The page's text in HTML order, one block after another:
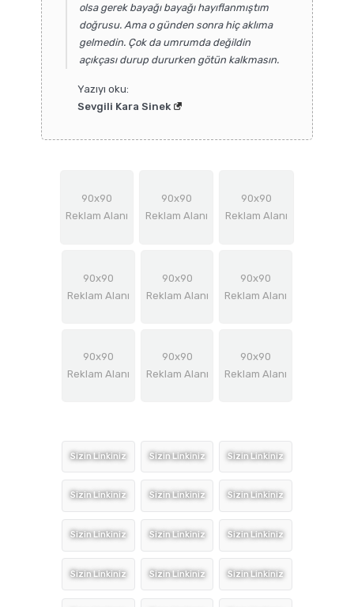
olsa gerek bayağı bayağı hayıflanmıştım
doğrusu. Ama o günden sonra hiç aklıma
gelmedin. Çok da umrumda değildin
açıkçası durup dururken götün kalkmasın.
Yazıyı oku:
Sevgili Kara Sinek
90x90
Reklam Alanı
90x90
Reklam Alanı
90x90
Reklam Alanı
90x90
Reklam Alanı
90x90
Reklam Alanı
90x90
Reklam Alanı
90x90
Reklam Alanı
90x90
Reklam Alanı
90x90
Reklam Alanı
Sizin Linkiniz
Sizin Linkiniz
Sizin Linkiniz
Sizin Linkiniz
Sizin Linkiniz
Sizin Linkiniz
Sizin Linkiniz
Sizin Linkiniz
Sizin Linkiniz
Sizin Linkiniz
Sizin Linkiniz
Sizin Linkiniz